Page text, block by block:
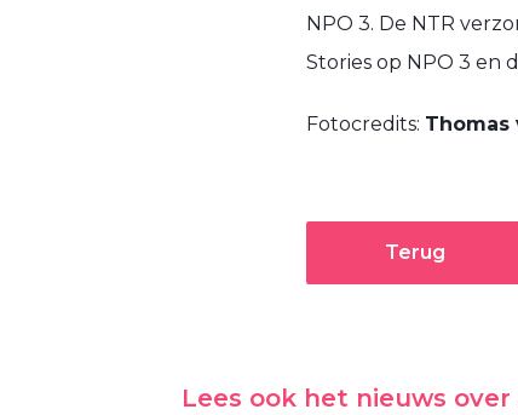
NPO 3. De NTR
Stories op NPO 3 en
Fotocredits: Thomas
Terug
Lees ook het nieuws